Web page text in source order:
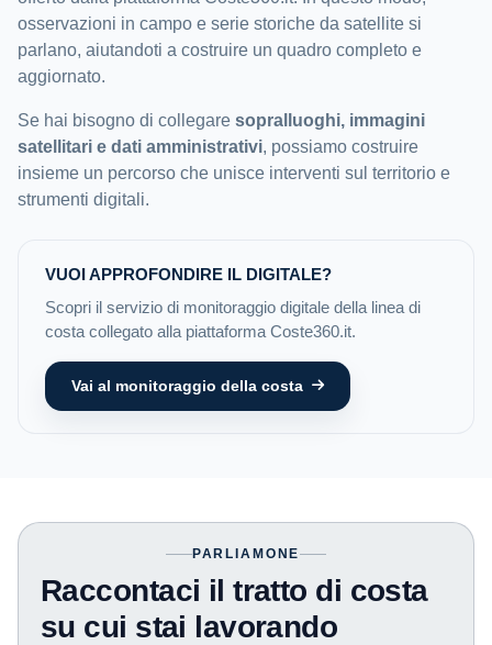
osservazioni in campo e serie storiche da satellite si
parlano, aiutandoti a costruire un quadro completo e
aggiornato.
Se hai bisogno di collegare sopralluoghi, immagini
satellitari e dati amministrativi, possiamo costruire
insieme un percorso che unisce interventi sul territorio e
strumenti digitali.
VUOI APPROFONDIRE IL DIGITALE?
Scopri il servizio di monitoraggio digitale della linea di
costa collegato alla piattaforma Coste360.it.
Vai al monitoraggio della costa
PARLIAMONE
Raccontaci il tratto di costa
su cui stai lavorando